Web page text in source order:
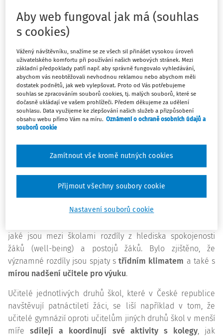
modulu rozšiřují také dosavadní poznatky z TALIS pro
úroveň druhého stupně základní školy a nižších ročníků
víceletého gymnázia o zkušenosti, názory a postoje učitelů
z jednotlivých druhů škol navštěvovaných v České
republice patnáctiletými žáky.
Podle zjištění TALIS-PISA link patnáctiletížáci
Českérepublicedosahují lepších výsledků ve školách
kterých učitelé tráví větší část vyučovací hodiny
výukou a učeníma nemusí tolik času věnovat zjednávání
kázně. Dále ve školách, ve kterých i ředitelé tráví méně
celkově dosahují žáci ve školách, ve nichž jsou
spokojenější,a ve školách, ve kterých učitelé častěji
žákům poskytují zpětnou vazbu – v modulu TALIS-PISA link
toto bylo konkrétně vyjádřeno tak, že učitelé tráví více
času opravováním a známkováním prací žáků.
jaké jsou mezi školami rozdíly z hlediska spokojenosti
žáků (well-being) a postojů žáků. Bylo zjištěno, že
významné rozdíly jsou spjaty střídním klimatem a také s
mírou nadšení učitele pro výuku.
Učitelé jednotlivých druhů škol, které v České republice
navštěvují patnáctiletí žáci, se liší například v tom, že
učitelé gymnázií oproti učitelům jiných druhů škol v menší
mířesdílejí a koordinují své aktivity s kolegy, jak
Aby web fungoval jak má (souhlas
s cookies)
Vážený návštěvníku, snažíme se ze všech sil přinášet vysokou úroveň
uživatelského komfortu při používání našich webových stránek. Mezi
základní předpoklady patří např. aby správně fungovalo vyhledávání,
abychom vás neobtěžovali nevhodnou reklamou nebo abychom měli
dostatek podnětů, jak web vylepšovat. Proto od Vás potřebujeme
souhlas se zpracováním souborů cookies, tj. malých souborů, které se
dočasně ukládají ve vašem prohlížeči. Předem děkujeme za udělení
souhlasu. Data využijeme ke zlepšování našich služeb a přizpůsobení
obsahu webu přímo Vám na míru. Oznámení o ochraně osobních údajů a
souborů cookie
Nastavení souborů cookie
Zamítnout vše kromě nutných cookies
Přijmout všechny soubory cookie